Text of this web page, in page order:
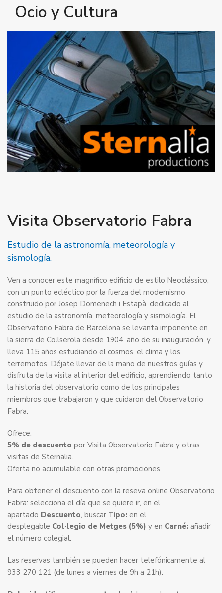
Ocio y Cultura
Visita Observatorio Fabra
Estudio de la astronomía, meteorología y
sismología.
Ven a conocer este magnífico edificio de estilo Neoclássico,
con un punto ecléctico por la fuerza del modernismo
construido por Josep Domenech i Estapà, dedicado al
estudio de la astronomía, meteorología y sismología. El
Observatorio Fabra de Barcelona se levanta imponente en
la sierra de Collserola desde 1904, año de su inauguración, y
lleva 115 años estudiando el cosmos, el clima y los
terremotos. Déjate llevar de la mano de nuestros guías y
disfruta de la visita al interior del edificio, aprendiendo tanto
la historia del observatorio como de los principales
miembros que trabajaron y que cuidaron del Observatorio
Fabra.
Ofrece:
5% de descuento por Visita Observatorio Fabra y otras
visitas de Sternalia.
Oferta no acumulable con otras promociones.
Para obtener el descuento con la reseva online Observatorio
Fabra: selecciona el día que se quiere ir, en el
apartado Descuento, buscar Tipo: en el
desplegable Col·legio de Metges (5%) y en Carné: añadir
el número colegial.
Las reservas también se pueden hacer telefónicamente al
933 270 121 (de lunes a viernes de 9h a 21h).